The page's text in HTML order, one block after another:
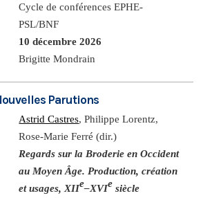
Cycle de conférences EPHE-
PSL/BNF
10 décembre 2026
Brigitte Mondrain
Parutions
Astrid Castres, Philippe Lorentz,
Rose-Marie Ferré (dir.)
Regards sur la Broderie en Occident
au Moyen Âge. Production, création
et usages, XIIe–XVIe siècle